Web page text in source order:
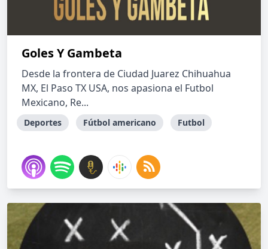
Goles Y Gambeta
Desde la frontera de Ciudad Juarez Chihuahua
MX, El Paso TX USA, nos apasiona el Futbol
Mexicano, Re...
Deportes Fútbol americano Futbol